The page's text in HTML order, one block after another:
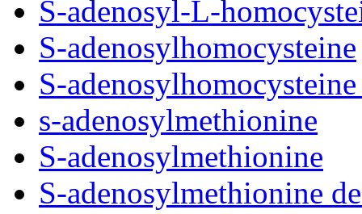
S-adenosyl-L-
S-adenosylhomocysteine
S-
s-adenosylmethionine
S-adenosylmethionine
S-adenosylmethionine